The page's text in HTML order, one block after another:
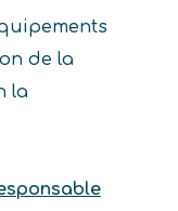
de la
la